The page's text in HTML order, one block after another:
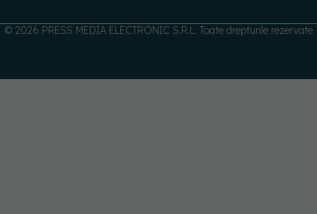
© 2026 PRESS MEDIA ELECTRONIC S.R.L. Toate drepturile rezervate